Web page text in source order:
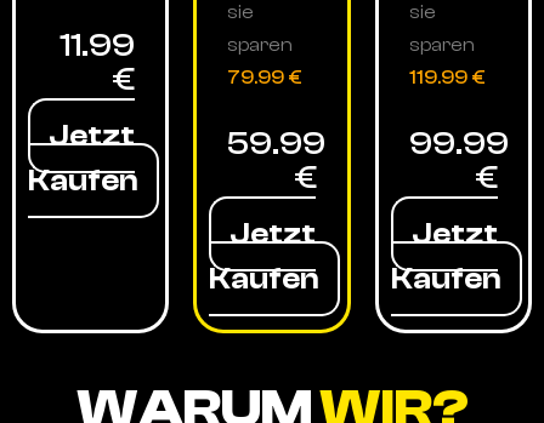
11.99
€
Jetzt
Kaufen
sie
sparen
79.99 €
59.99
€
Jetzt
Kaufen
sie
sparen
119.99 €
99.99
€
Jetzt
Kaufen
WARUMWIR?